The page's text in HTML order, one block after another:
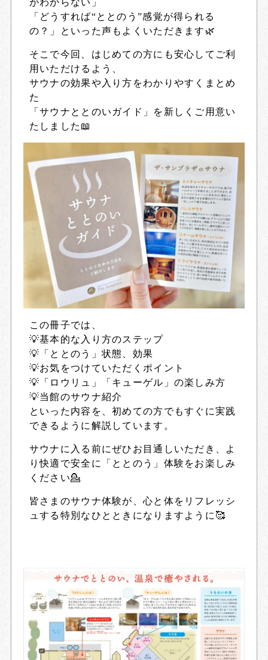
「どうすれば“ととのう”感覚が得られる
の？」といった声もよくいただきます🌿
そこで今回、はじめての方にも安心してご利
用いただけるよう、
サウナの効果や入り方をわかりやすくまとめ
た
「サウナととのいガイド」を新しくご用意い
たしました📖
この冊子では、
💡基本的な入り方のステップ
💡「ととのう」状態、効果
💡お気をつけていただくポイント
💡「ロウリュ」「キューゲル」の楽しみ方
💡当館のサウナ紹介
といった内容を、初めての方でもすぐに実践
できるように解説しています。
サウナに入る前にぜひお目通しいただき、よ
り快適で安全に「ととのう」体験をお楽しみ
ください💁
皆さまのサウナ体験が、心と体をリフレッシ
ュする特別なひとときになりますように🥰